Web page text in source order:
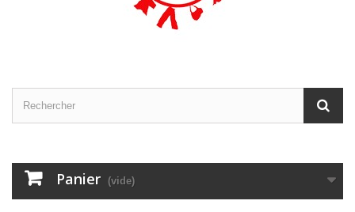
Panier (vide)